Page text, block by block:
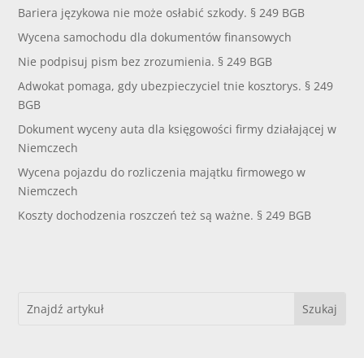
Bariera językowa nie może osłabić szkody. § 249 BGB
Wycena samochodu dla dokumentów finansowych
Nie podpisuj pism bez zrozumienia. § 249 BGB
Adwokat pomaga, gdy ubezpieczyciel tnie kosztorys. § 249
BGB
Dokument wyceny auta dla księgowości firmy działającej w
Niemczech
Wycena pojazdu do rozliczenia majątku firmowego w
Niemczech
Koszty dochodzenia roszczeń też są ważne. § 249 BGB